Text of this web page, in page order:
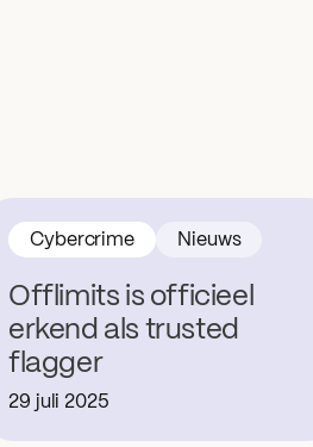
Offlimits is officieel
erkend als trusted
flagger
Cybercrime Nieuws
29 juli 2025